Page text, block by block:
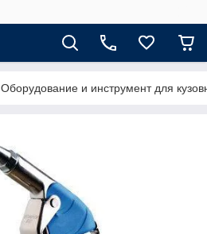
Оборудование и инструмент для